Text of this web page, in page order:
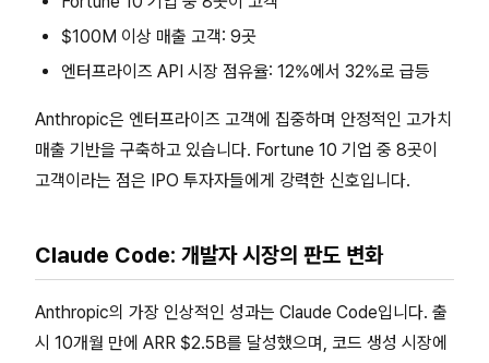
$100M 이상 매출 고객: 9곳
엔터프라이즈 API 시장 점유율: 12%에서 32%로 급등
Anthropic은 엔터프라이즈 고객에 집중하며 안정적인 고가치
매출 기반을 구축하고 있습니다. Fortune 10 기업 중 8곳이
고객이라는 점은 IPO 투자자들에게 강력한 신호입니다.
Claude Code: 개발자 시장의 판도 변화
Anthropic의 가장 인상적인 성과는 Claude Code입니다. 출
시 10개월 만에 ARR $2.5B를 달성했으며, 코드 생성 시장에